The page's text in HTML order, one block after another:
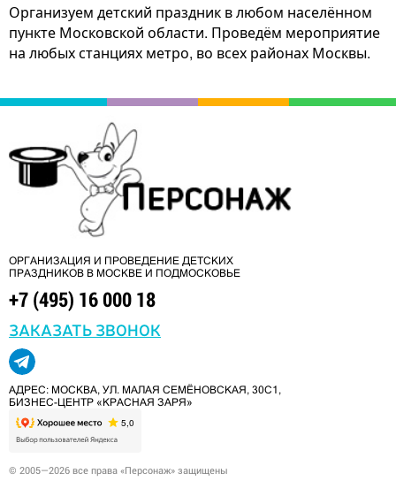
Организуем детский праздник в любом населённом
пункте Московской области. Проведём мероприятие
на любых станциях метро, во всех районах Москвы.
ОРГАНИЗАЦИЯ И ПРОВЕДЕНИЕ ДЕТСКИХ
ПРАЗДНИКОВ В МОСКВЕ И ПОДМОСКОВЬЕ
+7 (495) 16 000 18
ЗАКАЗАТЬ ЗВОНОК
АДРЕС: МОСКВА, УЛ. МАЛАЯ СЕМЁНОВСКАЯ, 30С1,
БИЗНЕС-ЦЕНТР «КРАСНАЯ ЗАРЯ»
© 2005—2026 все права «Персонаж» защищены